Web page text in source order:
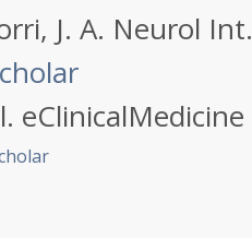
J. A. Neurol Int.
eClinicalMedicine